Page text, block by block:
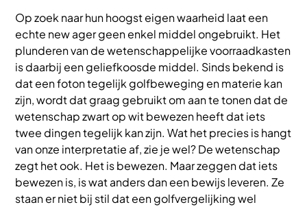
Op zoek naar hun hoogst eigen waarheid laat een
echte new ager geen enkel middel ongebruikt. Het
plunderen van de wetenschappelijke voorraadkasten
is daarbij een geliefkoosde middel. Sinds bekend is
dat een foton tegelijk golfbeweging en materie kan
zijn, wordt dat graag gebruikt om aan te tonen dat de
wetenschap zwart op wit bewezen heeft dat iets
twee dingen tegelijk kan zijn. Wat het precies is hangt
van onze interpretatie af, zie je wel? De wetenschap
zegt het ook. Het is bewezen. Maar zeggen dat iets
bewezen is, is wat anders dan een bewijs leveren. Ze
staan er niet bij stil dat een golfvergelijking wel